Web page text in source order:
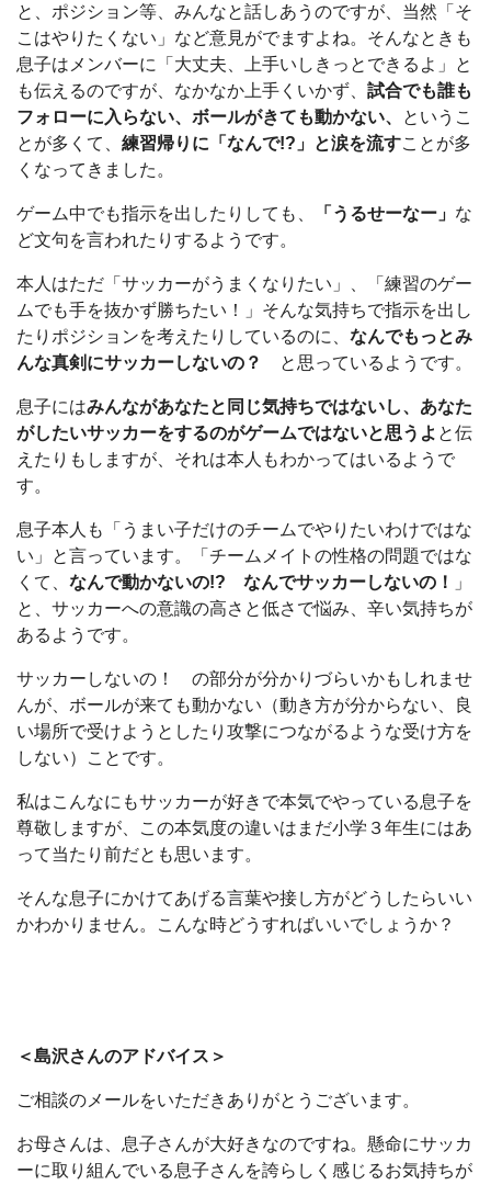
と、ポジション等、みんなと話しあうのですが、当然「そ
こはやりたくない」など意見がでますよね。そんなときも
息子はメンバーに「大丈夫、上手いしきっとできるよ」と
も伝えるのですが、なかなか上手くいかず、 試合でも誰も
フォローに入らない、ボールがきても動かない、
というこ
とが多くて、 練習帰りに「なんで!?」と涙を流すことが多
くなってきました。
ゲーム中でも指示を出したりしても、 「うるせーなー」 な
ど文句を言われたりするようです。
本人はただ「サッカーがうまくなりたい」、「練習のゲー
ムでも手を抜かず勝ちたい！」そんな気持ちで指示を出し
たりポジションを考えたりしているのに、 なんでもっとみ
んな真剣にサッカーしないの？
と思っているようです。
息子にはみんながあなたと同じ気持ちではないし、あなた
がしたいサッカーをするのがゲームではないと思うよ と伝
えたりもしますが、それは本人もわかってはいるようで
す。
息子本人も「うまい子だけのチームでやりたいわけではな
い」と言っています。「チームメイトの性格の問題ではな
くて、 なんで動かないの!? なんでサッカーしないの！
」
と、サッカーへの意識の高さと低さで悩み、辛い気持ちが
あるようです。
サッカーしないの！ の部分が分かりづらいかもしれませ
んが、ボールが来ても動かない（動き方が分からない、良
い場所で受けようとしたり攻撃につながるような受け方を
しない）ことです。
私はこんなにもサッカーが好きで本気でやっている息子を
尊敬しますが、この本気度の違いはまだ小学３年生にはあ
って当たり前だとも思います。
そんな息子にかけてあげる言葉や接し方がどうしたらいい
かわかりません。こんな時どうすればいいでしょうか？
＜島沢さんのアドバイス＞
ご相談のメールをいただきありがとうございます。
お母さんは、息子さんが大好きなのですね。懸命にサッカ
ーに取り組んでいる息子さんを誇らしく感じるお気持ちが